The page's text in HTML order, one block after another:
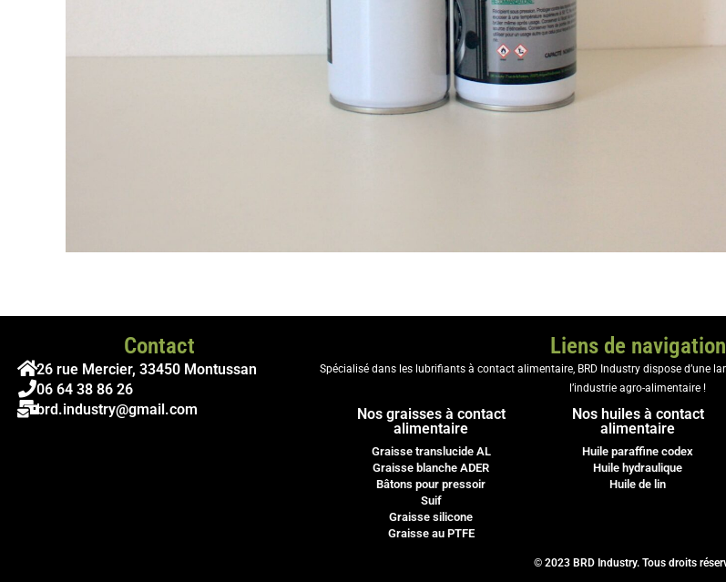
Contact
26 rue Mercier, 33450 Montussan
06 64 38 86 26
brd.industry@gmail.com
Liens de navigation
Spécialisé dans les lubrifiants à contact alimentaire, BRD Industry dispose d’une
l’industrie agro-alimentaire !
Nos graisses à contact
alimentaire
Graisse translucide AL
Graisse blanche ADER
Bâtons pour pressoir
Suif
Graisse silicone
Graisse au PTFE
Nos huiles à contact
alimentaire
Huile paraffine codex
Huile hydraulique
Huile de lin
© 2023 BRD Industry. Tous droits